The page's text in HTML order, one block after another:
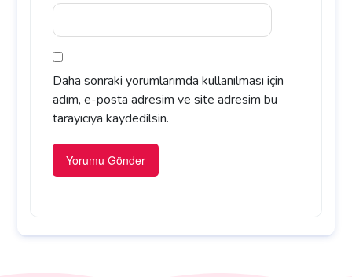
Daha sonraki yorumlarımda kullanılması için
adım, e-posta adresim ve site adresim bu
tarayıcıya kaydedilsin.